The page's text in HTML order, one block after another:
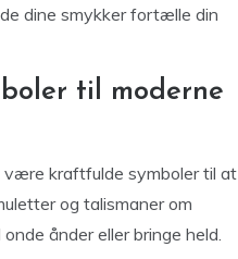
dine smykker fortælle din
til moderne
kraftfulde symboler til at
og talismaner om
ånder eller bringe held.